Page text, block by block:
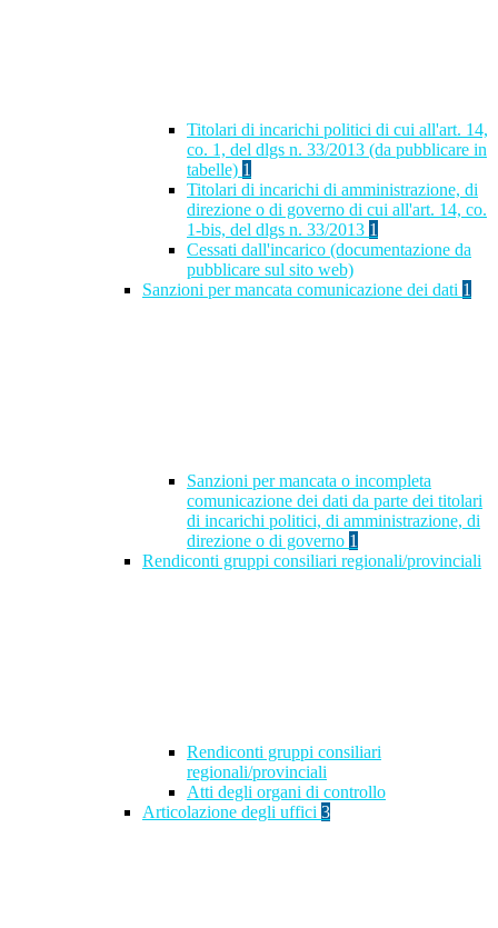
Titolari di incarichi politici di cui all'art. 14,
co. 1, del dlgs n. 33/2013 (da pubblicare in
tabelle) 1
Titolari di incarichi di amministrazione, di
direzione o di governo di cui all'art. 14, co.
1-bis, del dlgs n. 33/2013 1
Cessati dall'incarico (documentazione da
pubblicare sul sito web)
Sanzioni per mancata comunicazione dei dati 1
Sanzioni per mancata o incompleta
comunicazione dei dati da parte dei titolari
di incarichi politici, di amministrazione, di
direzione o di governo 1
Rendiconti gruppi consiliari regionali/provinciali
Rendiconti gruppi consiliari
regionali/provinciali
Atti degli organi di controllo
Articolazione degli uffici 3